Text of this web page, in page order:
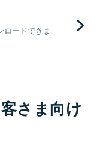
ロードできま
さま向け